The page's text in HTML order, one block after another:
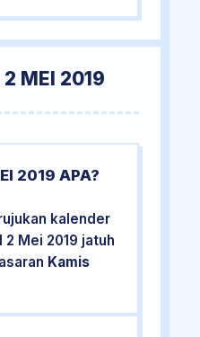
MEI 2019
2019 APA?
kalender
Mei 2019 jatuh
Kamis